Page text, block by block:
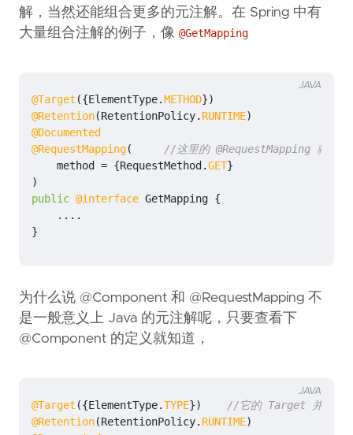
解，当然还能组合更多的元注解。在 Spring 中有
大量组合注解的例子，像 @GetMapping
@Target ({ElementType.METHOD})
@Retention(RetentionPolicy. RUNTIME)
@Documented
@RequestMapping(
//这里的 @RequestMapping 就是
method
= {RequestMethod .GET}
)
public @interface GetMapping {
....
}
JAVA
为什么说 @Component 和 @RequestMapping 不
是一般意义上 Java 的元注解呢，只要查看下
@Component 的定义就知道，
@Target ({ElementType.TYPE})
//它的 Target 并不需要
@Retention(RetentionPolicy. RUNTIME)
JAVA